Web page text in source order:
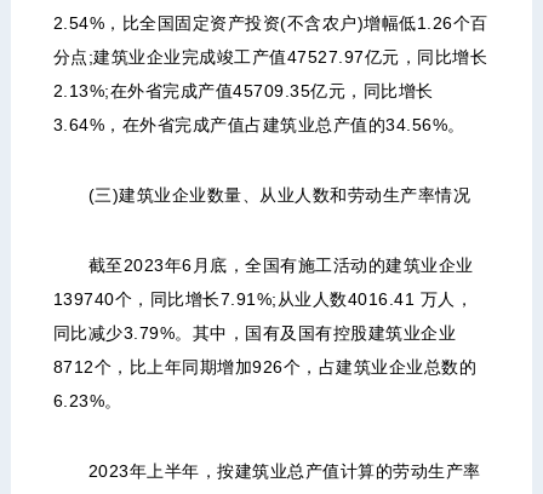
2.54%，比全国固定资产投资(不含农户)增幅低1.26个百
分点;建筑业企业完成竣工产值47527.97亿元，同比增长
2.13%;在外省完成产值45709.35亿元，同比增长
3.64%，在外省完成产值占建筑业总产值的34.56%。
(三)建筑业企业数量、从业人数和劳动生产率情况
截至2023年6月底，全国有施工活动的建筑业企业
139740个，同比增长7.91%;从业人数4016.41 万人，
同比减少3.79%。其中，国有及国有控股建筑业企业
8712个，比上年同期增加926个，占建筑业企业总数的
6.23%。
2023年上半年，按建筑业总产值计算的劳动生产率